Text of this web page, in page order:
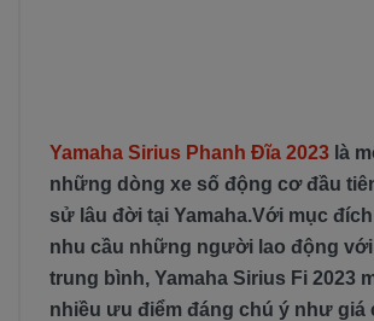
Yamaha Sirius Phanh Đĩa 2023 là
những dòng xe số động cơ đầu
sử lâu đời tại Yamaha.Với mục
nhu cầu những người lao động
trung bình, Yamaha Sirius Fi 2023
nhiều ưu điểm đáng chú ý như giá